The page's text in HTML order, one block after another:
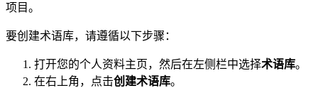
项目。
要创建术语库，请遵循以下步骤：
打开您的个人资料主页，然后在左侧栏中选择术语库。
在右上角，点击创建术语库。